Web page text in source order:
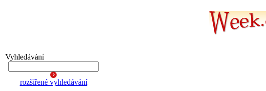
Vyhledávání
rozšířené vyhledávání